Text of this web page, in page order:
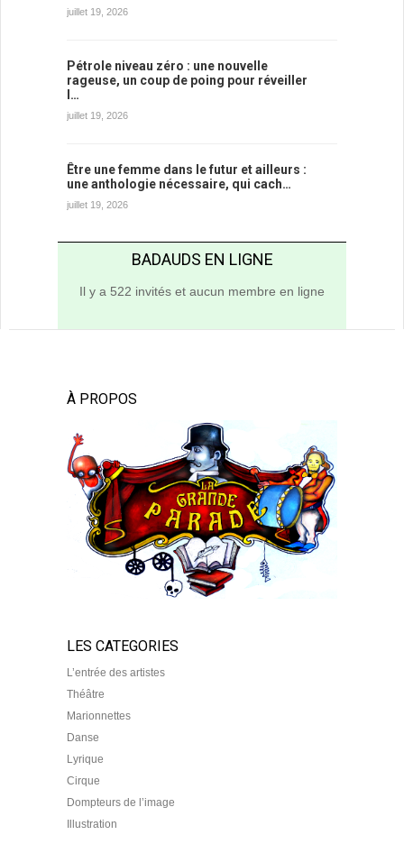
juillet 19, 2026
Pétrole niveau zéro : une nouvelle
rageuse, un coup de poing pour réveiller
l…
juillet 19, 2026
Être une femme dans le futur et ailleurs :
une anthologie nécessaire, qui cach…
juillet 19, 2026
BADAUDS EN LIGNE
Il y a 522 invités et aucun membre en ligne
À PROPOS
LES CATEGORIES
L’entrée des artistes
Théâtre
Marionnettes
Danse
Lyrique
Cirque
Dompteurs de l’image
Illustration